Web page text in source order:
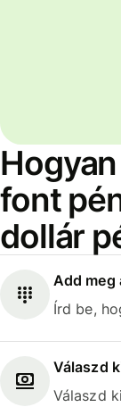
font
dollár
Add meg
Írd be,
Válaszd
Válaszd